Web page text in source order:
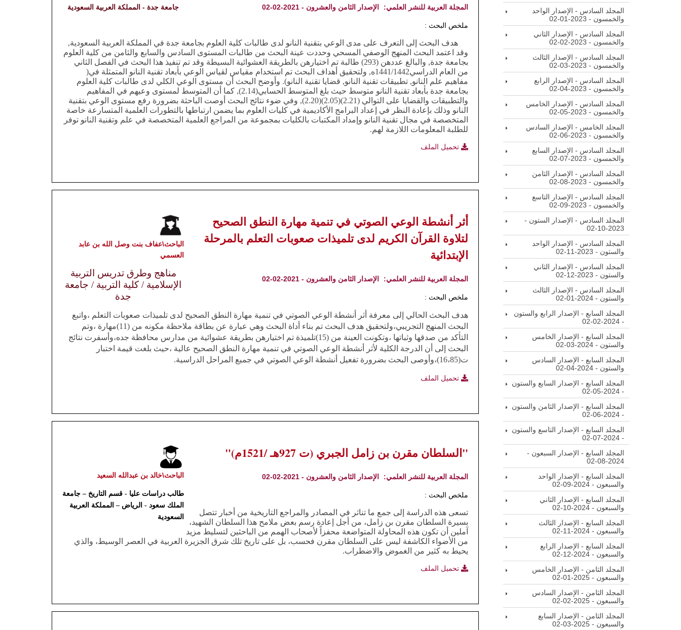
جامعة جدة - المملكة العربية السعودية المجلة العربية للنشر العلمي: الإصدار الثامن والعشرون - 2021-02-02
ملخص البحث :
هدف البحث إلى التعرف على مدى الوعي بتقنية النانو لدى طالبات كلية العلوم بجامعة جدة في المملكة العربية السعودية,
وقد اعتمد البحث المنهج الوصفي المسحي وحددت عينة البحث من طالبات المستوى السادس والسابع والثامن من كلية العلوم
بجامعة جدة, والبالغ عددهن (293) طالبة تم اختيارهن بالطريقة العشوائية البسيطة وقد تم تنفيذ هذا البحث في الفصل الثاني
من العام الدراسي1441/1442ه, ولتحقيق أهداف البحث تم استخدام مقياس لقياس الوعي بأبعاد تقنية النانو المتمثلة في(
مفاهيم علم النانو, تطبيقات تقنية النانو, قضايا تقنية النانو). وأوضح البحث أن مستوى الوعي الكلي لدى طالبات كلية العلوم
بجامعة جدة بأبعاد تقنية النانو متوسط حيث بلغ المتوسط الحسابي(2.14), كما أن المتوسط لمستوى وعيهم في المفاهيم
والتطبيقات والقضايا على التوالي (2.21)(2.05)(2.20), وفي ضوء نتائج البحث أوصت الباحثة بضرورة رفع مستوى الوعي بتقنية
النانو وذلك بإعادة النظر في إعداد البرامج الأكاديمية في كليات العلوم بما يضمن ارتباطها بالتطورات العلمية المتسارعة خاصة
المتخصصة في مجال تقنية النانو وإمداد المكتبات بالكليات بمجموعة من المراجع العلمية المتخصصة في علم وتقنية النانو توفر
للطلبة المعلومات اللازمة لهم.
تحميل الملف
الباحث\عفاف بنت وصل الله بن عابد
العسمي
مناهج وطرق تدريس التربية
الإسلامية / كلية التربية / جامعة
جدة
أثر أنشطة الوعي الصوتي في تنمية مهارة النطق الصحيح
لتلاوة القرآن الكريم لدى تلميذات صعوبات التعلم بالمرحلة
الإبتدائية
المجلة العربية للنشر العلمي: الإصدار الثامن والعشرون - 2021-02-02
ملخص البحث :
هدف البحث الحالي إلى معرفة أثر أنشطة الوعي الصوتي في تنمية مهارة النطق الصحيح لدى تلميذات صعوبات التعلم ،واتبع
البحث المنهج التجريبي،ولتحقيق هدف البحث تم بناء أداة البحث وهي عبارة عن بطاقة ملاحظة مكونه من (11)مهارة ،وتم
التأكد من صدقها وثباتها ،وتكونت العينة من (15)تلميذة تم اختيارهن بطريقة عشوائية من مدارس محافظة جده،وأسفرت نتائج
البحث إلى أن الدرجة الكلية لأثر أنشطة الوعي الصوتي في تنمية مهارة النطق الصحيح عالية ،حيث بلغت قيمة اختبار
ت(16،85)،وأوصى البحث بضرورة تفعيل أنشطة الوعي الصوتي في جميع المراحل الدراسية.
تحميل الملف
الباحث\خالد بن عبدالله السعيد
طالب دراسات عليا - قسم التاريخ – جامعة
الملك سعود- الرياض – المملكة العربية
السعودية
"السلطان مقرن بن زامل الجبري (ت 927هـ /1521م)"
المجلة العربية للنشر العلمي: الإصدار الثامن والعشرون - 2021-02-02
ملخص البحث :
تسعى هذه الدراسة إلى جمع ما تناثر في المصادر والمراجع التاريخية من أخبار تتصل
بسيرة السلطان مقرن بن زامل، من أجل إعادة رسم بعض ملامح هذا السلطان الشهيد،
آملين أن تكون هذه المحاولة المتواضعة محفزاً لأصحاب الهمم من الباحثين لتسليط مزيد
من الأضواء الكاشفة ليس على السلطان مقرن فحسب، بل على تاريخ تلك شرق الجزيرة العربية في العصر الوسيط، والذي
يحيط به كثير من الغموض والاضطراب.
تحميل الملف
المجلد السادس - الإصدار الواحد
والخمسون - 2023-01-02
المجلد السادس - الإصدار الثاني
والخمسون - 2023-02-02
المجلد السادس - الإصدار الثالث
والخمسون - 2023-03-02
المجلد السادس - الإصدار الرابع
والخمسون - 2023-04-02
المجلد السادس - الإصدار الخامس
والخمسون - 2023-05-02
المجلد الخامس - الإصدار السادس
والخمسون - 2023-06-02
المجلد السادس - الإصدار السابع
والخمسون - 2023-07-02
المجلد السادس - الإصدار الثامن
والخمسون - 2023-08-02
المجلد السادس - الإصدار التاسع
والخمسون - 2023-09-02
المجلد السادس - الإصدار الستون -
2023-10-02
المجلد السادس - الإصدار الواحد
والستون - 2023-11-02
المجلد السادس - الإصدار الثاني
والستون - 2023-12-02
المجلد السادس - الإصدار الثالث
والستون - 2024-01-02
المجلد السابع - الإصدار الرابع والستون
- 2024-02-02
المجلد السابع - الإصدار الخامس
والستون - 2024-03-02
المجلد السابع - الإصدار السادس
والستون - 2024-04-02
المجلد السابع - الإصدار السابع والستون
- 2024-05-02
المجلد السابع - الإصدار الثامن والستون
- 2024-06-02
المجلد السابع - الإصدار التاسع والستون
- 2024-07-02
المجلد السابع - الإصدار السبعون -
2024-08-02
المجلد السابع - الإصدار الواحد
والسبعون - 2024-09-02
المجلد السابع - الإصدار الثاني
والسبعون - 2024-10-02
المجلد السابع - الإصدار الثالث
والسبعون - 2024-11-02
المجلد السابع - الإصدار الرابع
والسبعون - 2024-12-02
المجلد الثامن - الإصدار الخامس
والسبعون - 2025-01-02
المجلد الثامن - الإصدار السادس
والسبعون - 2025-02-02
المجلد الثامن - الإصدار السابع
والسبعون - 2025-03-02